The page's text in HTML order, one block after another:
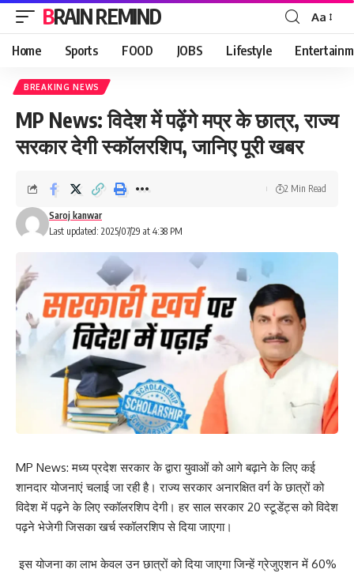
BRAIN REMIND
Font
Resizer
Aa
Home Sports FOOD JOBS Lifestyle
BREAKING NEWS
MP News: विदेश में पढ़ेंगे मप्र के छात्र, राज्य
सरकार देगी स्कॉलरशिप, जानिए पूरी खबर
Last updated: 2025/07/29 at 4:38 PM
Saroj kanwar
2 Min Read
MP News: मध्य प्रदेश सरकार के द्वारा युवाओं को आगे बढ़ाने के लिए कई
शानदार योजनाएं चलाई जा रही है। राज्य सरकार अनारक्षित वर्ग के छात्रों को
विदेश में पढ़ने के लिए स्कॉलरशिप देगी। हर साल सरकार 20 स्टूडेंट्स को विदेश
पढ़ने भेजेगी जिसका खर्च स्कॉलरशिप से दिया जाएगा।
इस योजना का लाभ केवल उन छात्रों को दिया जाएगा जिन्हें ग्रेजुएशन में 60%